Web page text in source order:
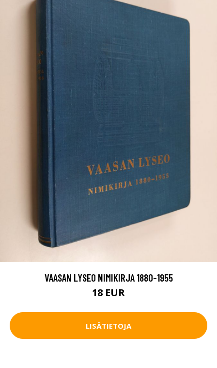
VAASAN LYSEO NIMIKIRJA 1880-1955
18 EUR
LISÄTIETOJA